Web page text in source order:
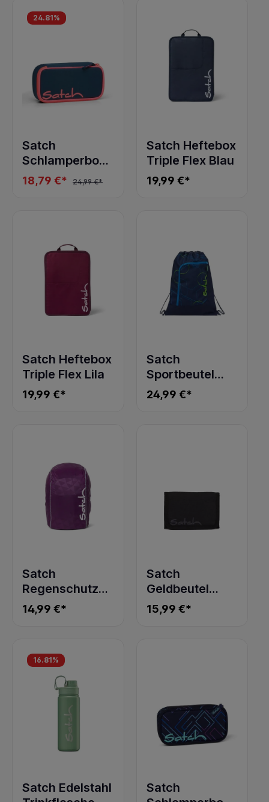
24.81%
Satch
Schlamperbox
Pink Phantom
18,79 €* 24,99 €*
Satch Heftebox
Triple Flex Blau
19,99 €*
Satch Heftebox
Triple Flex Lila
19,99 €*
Satch
Sportbeutel
Blue Tech New
24,99 €*
Satch
Regenschutz
Lila
14,99 €*
Satch
Geldbeutel
blackjack
15,99 €*
16.81%
Satch Edelstahl
Satch